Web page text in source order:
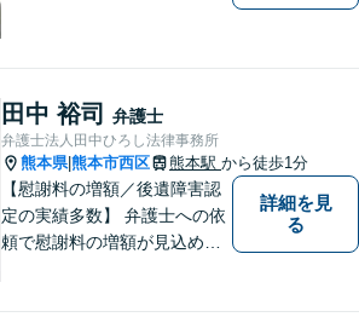
田中 裕司 弁護士
弁護士法人田中ひろし法律事務所
熊本県|熊本市西区 熊本駅 から徒歩1分
【慰謝料の増額／後遺障害認
定の実績多数】 弁護士への依
頼で慰謝料の増額が見込めま
詳細を見
る